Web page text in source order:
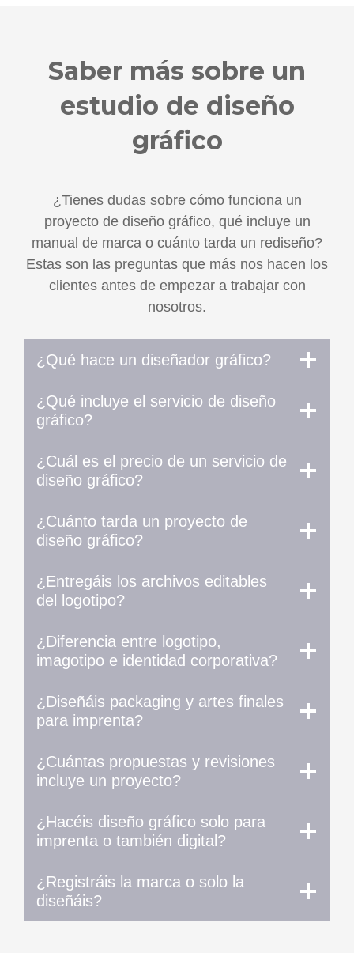
Saber más sobre un
estudio de diseño
gráfico
¿Tienes dudas sobre cómo funciona un
proyecto de diseño gráfico, qué incluye un
manual de marca o cuánto tarda un rediseño?
Estas son las preguntas que más nos hacen los
clientes antes de empezar a trabajar con
nosotros.
¿Qué hace un diseñador gráfico?
¿Qué incluye el servicio de diseño
gráfico?
¿Cuál es el precio de un servicio de
diseño gráfico?
¿Cuánto tarda un proyecto de
diseño gráfico?
¿Entregáis los archivos editables
del logotipo?
¿Diferencia entre logotipo,
imagotipo e identidad corporativa?
¿Diseñáis packaging y artes finales
para imprenta?
¿Cuántas propuestas y revisiones
incluye un proyecto?
¿Hacéis diseño gráfico solo para
imprenta o también digital?
¿Registráis la marca o solo la
diseñáis?